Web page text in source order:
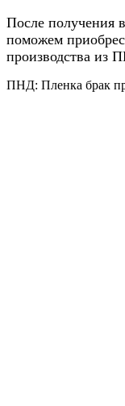
После получения
поможем
производства из
ПНД: Пленка брак